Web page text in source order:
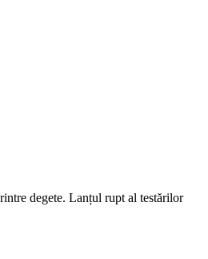
degete. Lanțul rupt al testărilor